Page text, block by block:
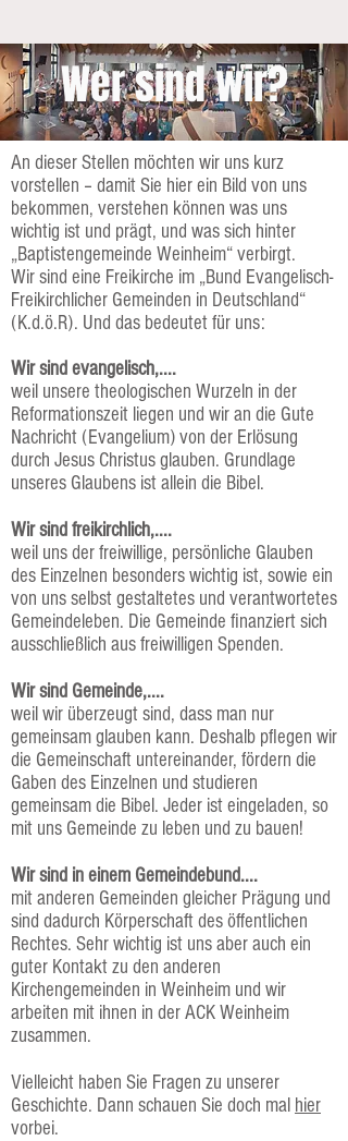
Wer sind wir?
An dieser Stellen möchten wir uns kurz
vorstellen – damit Sie hier ein Bild von uns
bekommen, verstehen können was uns
wichtig ist und prägt, und was sich hinter
„Baptistengemeinde Weinheim“ verbirgt.
Wir sind eine Freikirche im „Bund Evangelisch-
Freikirchlicher Gemeinden in Deutschland“
(K.d.ö.R). Und das bedeutet für uns:
Wir sind evangelisch,....
weil unsere theologischen Wurzeln in der
Reformationszeit liegen und wir an die Gute
Nachricht (Evangelium) von der Erlösung
durch Jesus Christus glauben. Grundlage
unseres Glaubens ist allein die Bibel.
Wir sind freikirchlich,....
weil uns der freiwillige, persönliche Glauben
des Einzelnen besonders wichtig ist, sowie ein
von uns selbst gestaltetes und verantwortetes
Gemeindeleben. Die Gemeinde finanziert sich
ausschließlich aus freiwilligen Spenden.
Wir sind Gemeinde,....
weil wir überzeugt sind, dass man nur
gemeinsam glauben kann. Deshalb pflegen wir
die Gemeinschaft untereinander, fördern die
Gaben des Einzelnen und studieren
gemeinsam die Bibel. Jeder ist eingeladen, so
mit uns Gemeinde zu leben und zu bauen!
Wir sind in einem Gemeindebund....
mit anderen Gemeinden gleicher Prägung und
sind dadurch Körperschaft des öffentlichen
Rechtes. Sehr wichtig ist uns aber auch ein
guter Kontakt zu den anderen
Kirchengemeinden in Weinheim und wir
arbeiten mit ihnen in der ACK Weinheim
zusammen.
Vielleicht haben Sie Fragen zu unserer
Geschichte. Dann schauen Sie doch mal hier
vorbei.